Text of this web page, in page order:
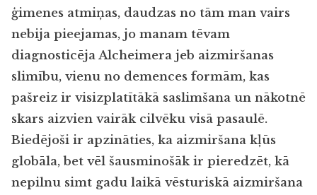
ģimenes atmiņas, daudzas no tām man vairs
nebija pieejamas, jo manam tēvam
diagnosticēja Alcheimera jeb aizmiršanas
slimību, vienu no demences formām, kas
pašreiz ir visizplatītākā saslimšana un nākotnē
skars aizvien vairāk cilvēku visā pasaulē.
Biedējoši ir apzināties, ka aizmiršana kļūs
globāla, bet vēl šausminošāk ir pieredzēt, kā
nepilnu simt gadu laikā vēsturiskā aizmiršana